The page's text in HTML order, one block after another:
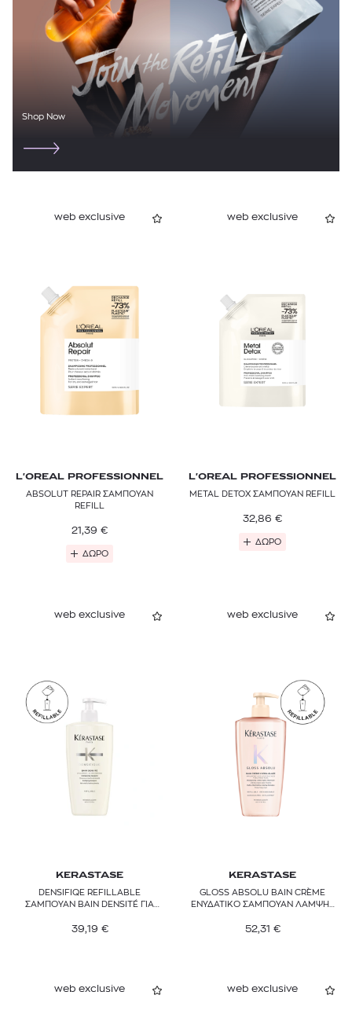
Shop Now
web exclusive
L'OREAL PROFESSIONNEL
ABSOLUT REPAIR ΣΑΜΠΟΥΑΝ
REFILL
21,39 €
ΔΩΡΟ
web exclusive
L'OREAL PROFESSIONNEL
METAL DETOX ΣΑΜΠΟΥΑΝ REFILL
32,86 €
ΔΩΡΟ
web exclusive
KERASTASE
DENSIFIQE REFILLABLE
ΣΑΜΠΟΥΑΝ BAIN DENSITÉ ΓΙΑ
ΠΥΚΝΟΤΗΤΑΣ
39,19 €
web exclusive
KERASTASE
GLOSS ABSOLU BAIN CRÈME
ΕΝΥΔΑΤΙΚΟ ΣΑΜΠΟΥΑΝ ΛΑΜΨΗΣ
52,31 €
web exclusive web exclusive